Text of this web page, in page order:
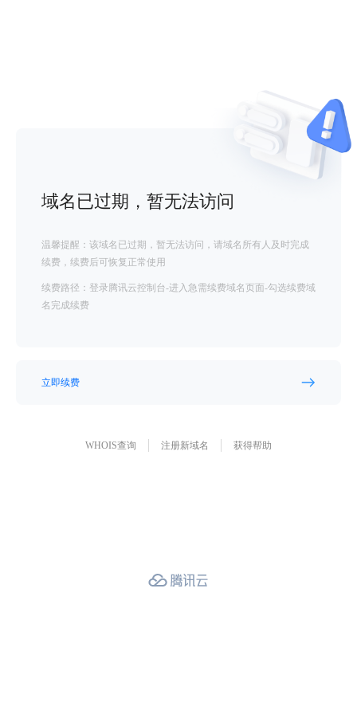
域名已过期，暂无法访问
温馨提醒：该域名已过期，暂无法访问，请域名所有人及时完成
续费，续费后可恢复正常使用
续费路径：登录腾讯云控制台-进入急需续费域名页面-勾选续费域
名完成续费
立即续费
WHOIS查询 注册新域名 获得帮助